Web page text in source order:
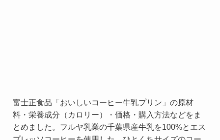
富士正食品「おいしいコーヒー牛乳プリン」の原材
料・栄養成分（カロリー）・価格・購入方法などをま
とめました。フルヤ乳業の千葉県産牛乳を100%とエス